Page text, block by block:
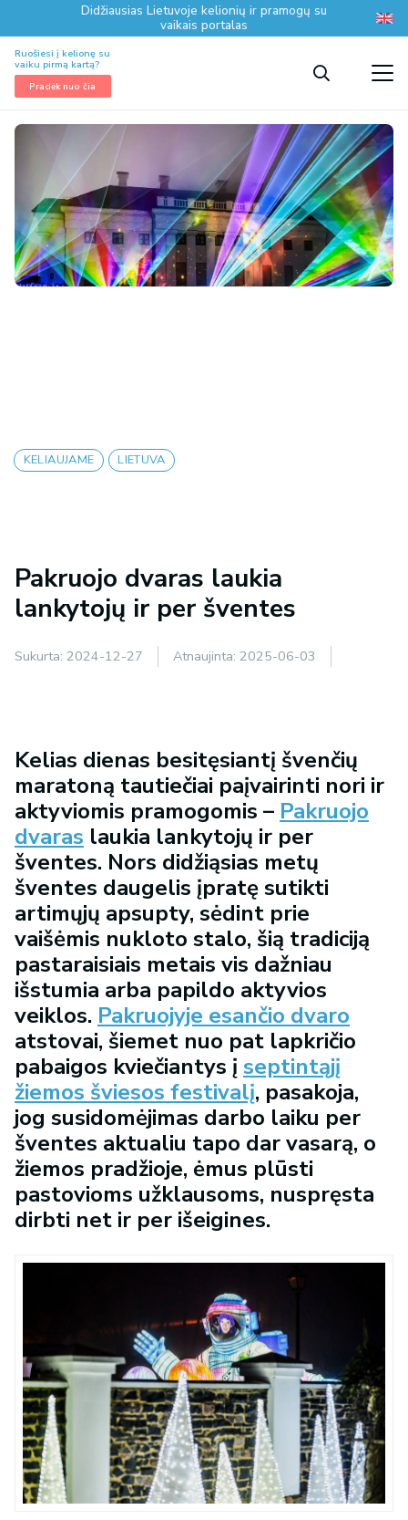
Didžiausias Lietuvoje kelionių ir pramogų su
vaikais portalas
Ruošiesi į kelionę su
vaiku pirmą kartą?
Pradėk nuo čia
KELIAUJAME LIETUVA
Pakruojo dvaras laukia
lankytojų ir per šventes
Sukurta: 2024-12-27 Atnaujinta: 2025-06-03
Kelias dienas besitęsiantį švenčių
maratoną tautiečiai paįvairinti nori ir
aktyviomis pramogomis – Pakruojo
dvaras laukia lankytojų ir per
šventes. Nors didžiąsias metų
šventes daugelis įpratę sutikti
artimųjų apsupty, sėdint prie
vaišėmis nukloto stalo, šią tradiciją
pastaraisiais metais vis dažniau
išstumia arba papildo aktyvios
veiklos. Pakruojyje esančio dvaro
atstovai, šiemet nuo pat lapkričio
pabaigos kviečiantys į septintąjį
žiemos šviesos festivalį, pasakoja,
jog susidomėjimas darbo laiku per
šventes aktualiu tapo dar vasarą, o
žiemos pradžioje, ėmus plūsti
pastovioms užklausoms, nuspręsta
dirbti net ir per išeigines.